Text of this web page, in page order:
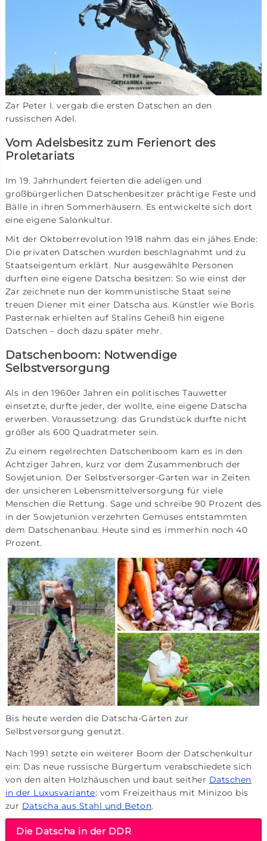
Zar Peter I. vergab die ersten Datschen an den
russischen Adel.
Vom Adelsbesitz zum Ferienort des
Proletariats
Im 19. Jahrhundert feierten die adeligen und
großbürgerlichen Datschenbesitzer prächtige Feste und
Bälle in ihren Sommerhäusern. Es entwickelte sich dort
eine eigene Salonkultur.
Mit der Oktoberrevolution 1918 nahm das ein jähes Ende:
Die privaten Datschen wurden beschlagnahmt und zu
Staatseigentum erklärt. Nur ausgewählte Personen
durften eine eigene Datscha besitzen: So wie einst der
Zar zeichnete nun der kommunistische Staat seine
treuen Diener mit einer Datscha aus. Künstler wie Boris
Pasternak erhielten auf Stalins Geheiß hin eigene
Datschen – doch dazu später mehr.
Datschenboom: Notwendige
Selbstversorgung
Als in den 1960er Jahren ein politisches Tauwetter
einsetzte, durfte jeder, der wollte, eine eigene Datscha
erwerben. Voraussetzung: das Grundstück durfte nicht
größer als 600 Quadratmeter sein.
Zu einem regelrechten Datschenboom kam es in den
Achtziger Jahren, kurz vor dem Zusammenbruch der
Sowjetunion. Der Selbstversorger-Garten war in Zeiten
der unsicheren Lebensmittelversorgung für viele
Menschen die Rettung. Sage und schreibe 90 Prozent des
in der Sowjetunion verzehrten Gemüses entstammten
dem Datschenanbau. Heute sind es immerhin noch 40
Prozent.
Bis heute werden die Datscha-Gärten zur
Selbstversorgung genutzt.
Nach 1991 setzte ein weiterer Boom der Datschenkultur
ein: Das neue russische Bürgertum verabschiedete sich
von den alten Holzhäuschen und baut seither Datschen
in der Luxusvariante: vom Freizeithaus mit Minizoo bis
zur Datscha aus Stahl und Beton.
Die Datscha in der DDR